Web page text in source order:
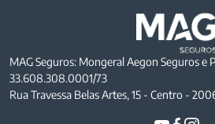
MAG Seguros: Mongeral Aegon Seguros e
33.608.308.0001/73
Rua Travessa Belas Artes, 15 - Centro -